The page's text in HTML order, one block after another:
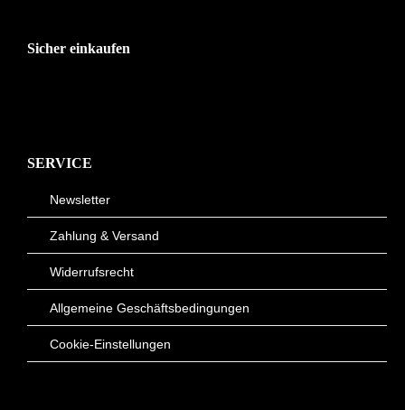
Sicher einkaufen
SERVICE
Newsletter
Zahlung & Versand
Widerrufsrecht
Allgemeine Geschäftsbedingungen
Cookie-Einstellungen